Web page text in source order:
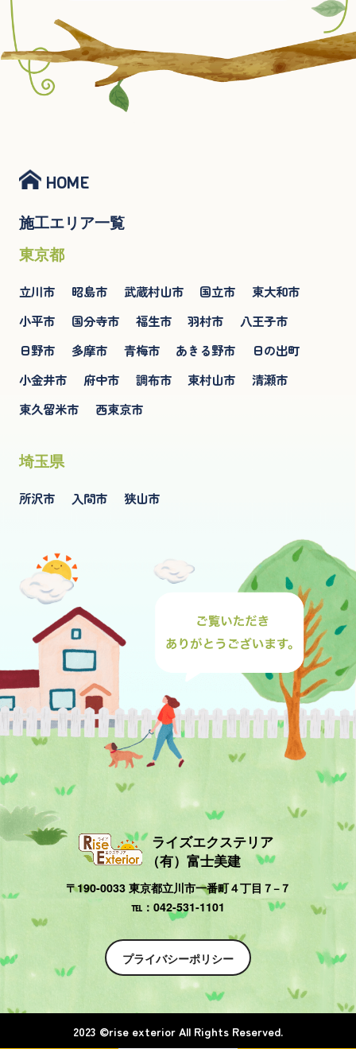
HOME
施工エリア一覧
東京都
立川市 昭島市 武蔵村山市 国立市
東大和市
小平市
国分寺市 福生市 羽村市
八王子市
日野市
多摩市 青梅市 あきる野市
日の出町
小金井市
府中市 調布市 東村山市
清瀬市
東久留米市
西東京市
埼玉県
所沢市 入間市 狭山市
ライズエクステリア
（有）富士美建
〒190-0033 東京都立川市一番町４丁目７−７
℡：042-531-1101
プライバシーポリシー
2023 ©︎rise exterior All Rights Reserved.